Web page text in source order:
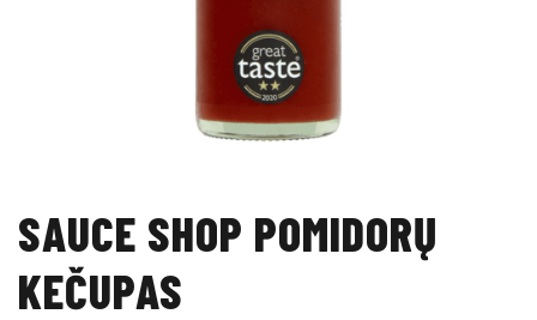
SAUCE SHOP POMIDORŲ
KEČUPAS